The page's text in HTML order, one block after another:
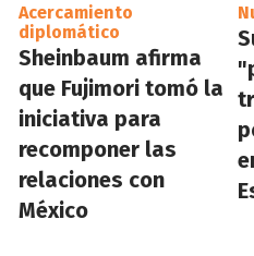
Acercamiento
diplomático
Sheinbaum afirma
que Fujimori tomó la
iniciativa para
recomponer las
relaciones con
México